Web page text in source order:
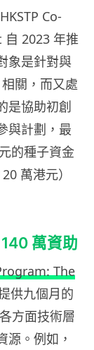
Co-
2023 年推
象是針對與
關，而又處
是協助初創
與計劃，最
的種子資金
萬港元）
萬資助
The
供九個月的
方面技術層
源。例如，